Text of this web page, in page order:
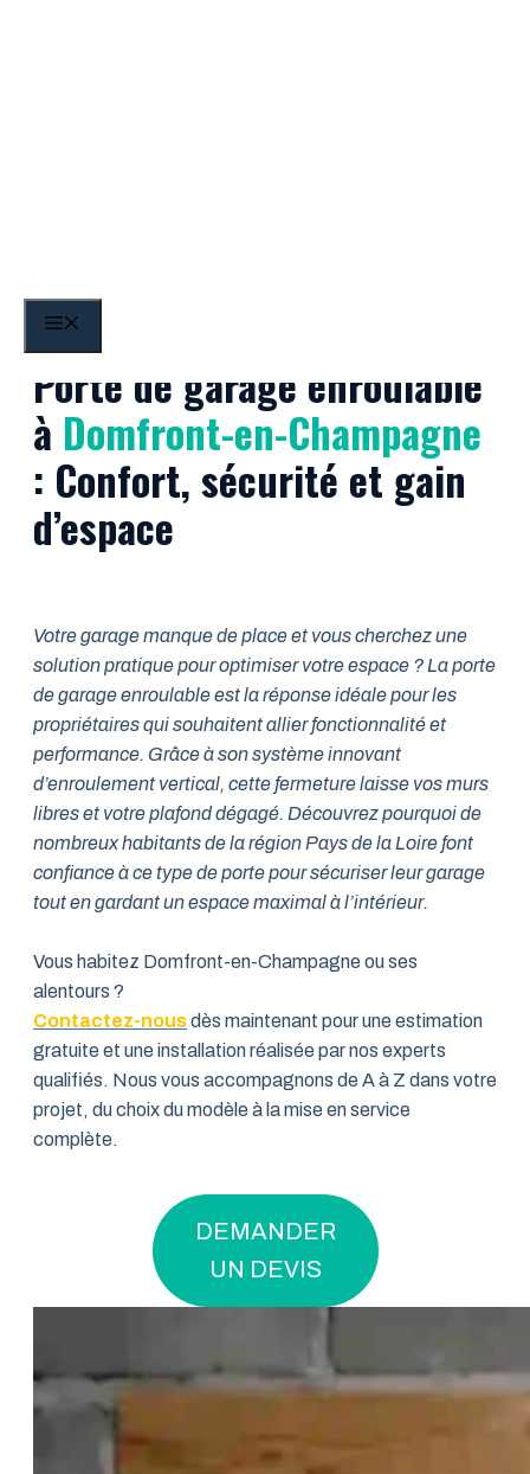
Porte de garage enroulable
à Domfront-en-Champagne
: Confort, sécurité et gain
d’espace
Votre garage manque de place et vous cherchez une
solution pratique pour optimiser votre espace ? La porte
de garage enroulable est la réponse idéale pour les
propriétaires qui souhaitent allier fonctionnalité et
performance. Grâce à son système innovant
d’enroulement vertical, cette fermeture laisse vos murs
libres et votre plafond dégagé. Découvrez pourquoi de
nombreux habitants de la région Pays de la Loire font
confiance à ce type de porte pour sécuriser leur garage
tout en gardant un espace maximal à l’intérieur.
Vous habitez Domfront-en-Champagne ou ses
alentours ?
Contactez-nousdès maintenant pour une estimation
gratuite et une installation réalisée par nos experts
qualifiés. Nous vous accompagnons de A à Z dans votre
projet, du choix du modèle à la mise en service
complète.
DEMANDER
UN DEVIS